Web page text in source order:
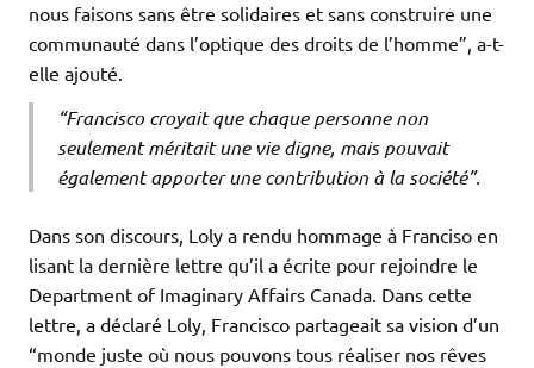
nous faisons sans être solidaires et sans construire une
communauté dans l’optique des droits de l’homme”, a-t-
elle ajouté.
“Francisco croyait que chaque personne non
seulement méritait une vie digne, mais pouvait
également apporter une contribution à la société”.
Dans son discours, Loly a rendu hommage à Franciso en
lisant la dernière lettre qu’il a écrite pour rejoindre le
Department of Imaginary Affairs Canada. Dans cette
lettre, a déclaré Loly, Francisco partageait sa vision d’un
“monde juste où nous pouvons tous réaliser nos rêves